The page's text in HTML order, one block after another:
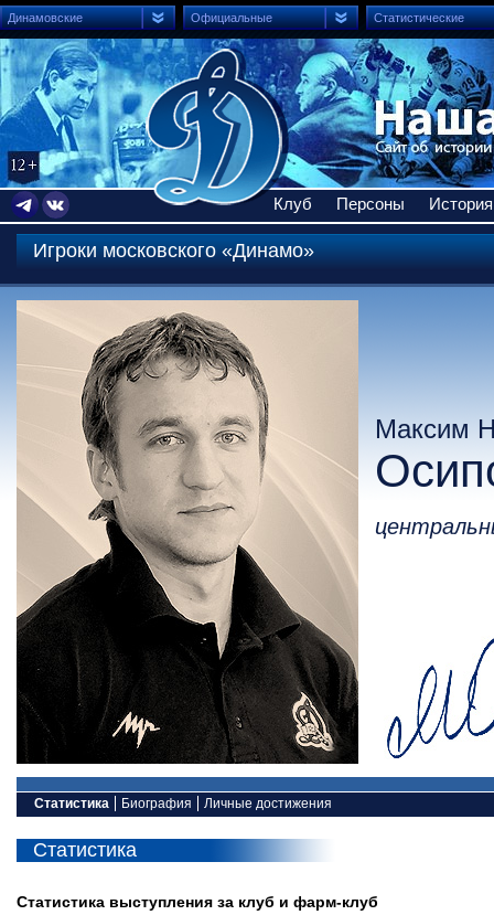
Динамовские Официальные Статистические
Клуб Персоны История
Игроки московского «Динамо»
Максим
Статистика
Статистика
Статистика выступления за клуб и фарм-клуб
Биография Личные достижения